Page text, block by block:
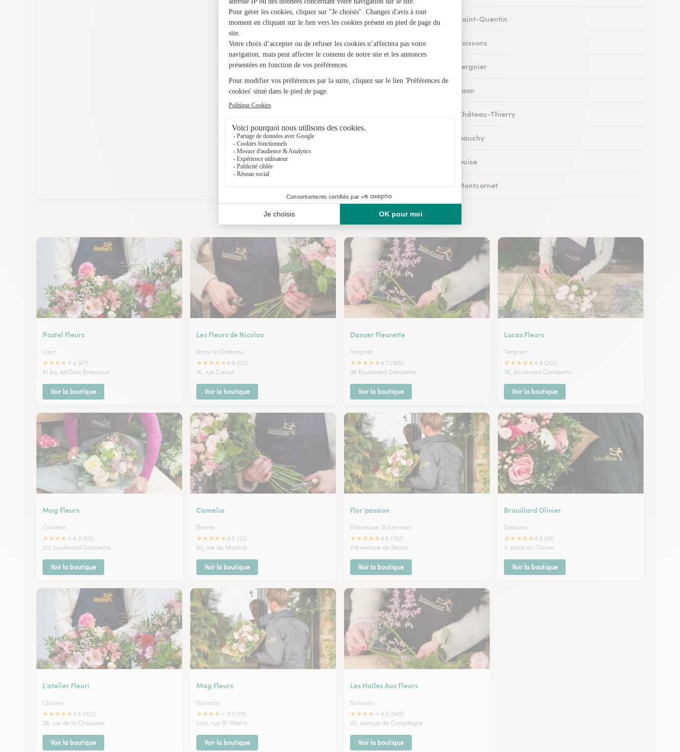
Fleuristes à Saint-Quentin
Fleuristes à Soissons
Fleuristes à Tergnier
Fleuristes à Laon
Fleuristes à Château-Thierry
Fleuristes à Gauchy
Fleuristes à Guise
Fleuristes à Montcornet
Nos fleuristes à Clacy-et-Thierret
Pastel Fleurs
Laon
★★★★
4 (47)
41 bis, bd Gras Brancourt
Voir la boutique
Les Fleurs de Nicolas
Anizy le Chateau
★★★★★4.9 (113)
16, rue Carnot
Voir la boutique
Danser Fleurette
Tergnier
★★★★★4.7 (169)
36 Boulevard Gambetta
Voir la boutique
Lucas Fleurs
Tergnier
★★★★★4.8 (200)
76, boulevard Gambetta
Voir la boutique
Mag Fleurs
Condren
★★★★
4.3 (58)
217, boulevard Gambetta
Voir la boutique
Camelia
Braine
★★★★★4.5 (22)
83, rue du Martroy
Voir la boutique
Flor’passion
Villeneuve St Germain
★★★★★4.5 (152)
219 avenue de Reims
Voir la boutique
Brouillard Olivier
Soissons
★★★★★4.6 (91)
3, place du Cloitre
Voir la boutique
L’atelier Fleuri
Chauny
★★★★★4.5 (102)
28, rue de la Chaussée
Voir la boutique
Mag Fleurs
Soissons
★★★★
3.7 (79)
2 bis, rue St Martin
Voir la boutique
Les Halles Aux Fleurs
Soissons
★★★★
4.3 (345)
25, avenue de Compiègne
Voir la boutique